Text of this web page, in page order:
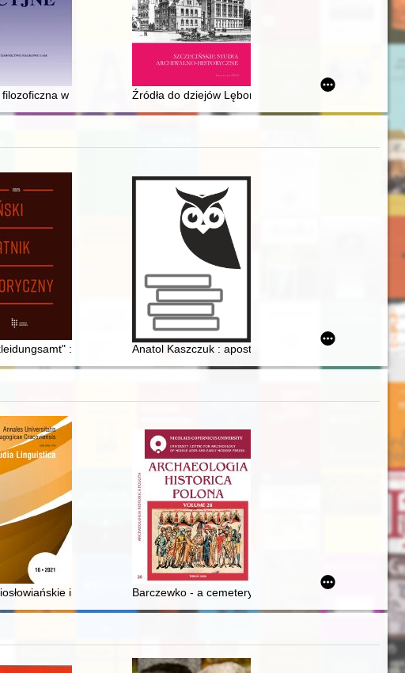
ochotniczej straży pożarnej w gminie Rozogi
w Indiach wczesnego okresu upaniszadowego - recenzja]
Źródła do dziejów Lęborka w zasobie Archiwum
Moczara : geneza : przyczynek do studium architektoniczno-
Anatol Kaszczuk : apostoł Maryi : (materiały z
imię Chodor i jego polski odpowiednik Teodor jako podstawy
Barczewko - a cemetery of the first settlers in